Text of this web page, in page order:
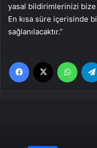
yasal bildirimlerinizi
En kısa süre içerisinde
sağlanılacaktır.”
Facebook